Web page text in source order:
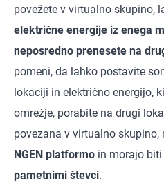
povežete v virtualno skupino,
električne energije iz enega
neposredno prenesete na
pomeni, da lahko postavite
lokaciji in električno energijo,
omrežje, porabite na drugi
povezana v virtualno
NGEN platformo in morajo
pametnimi števci.